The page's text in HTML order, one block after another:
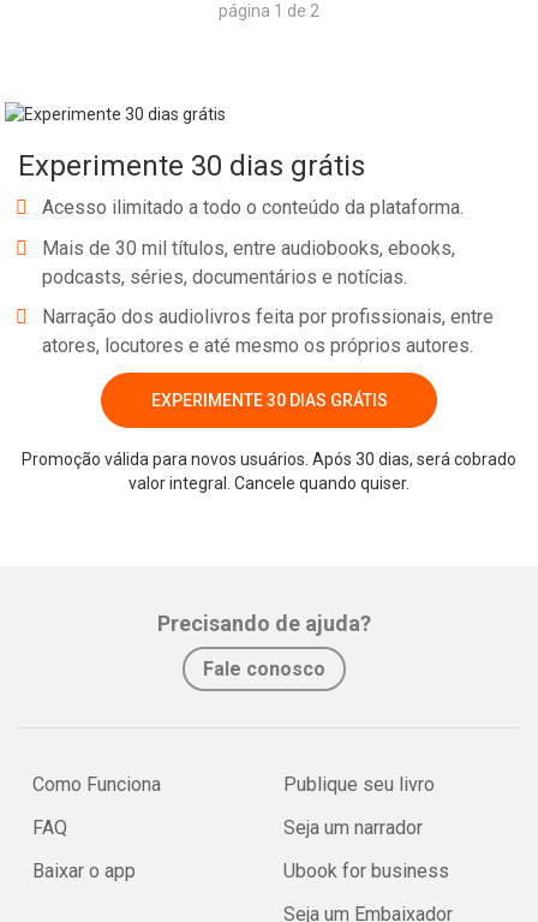
página 1 de 2
Experimente 30 dias grátis
Acesso ilimitado a todo o conteúdo da plataforma.
Mais de 30 mil títulos, entre audiobooks, ebooks,
podcasts, séries, documentários e notícias.
Narração dos audiolivros feita por profissionais, entre
atores, locutores e até mesmo os próprios autores.
EXPERIMENTE 30 DIAS GRÁTIS
Promoção válida para novos usuários. Após 30 dias, será cobrado
valor integral. Cancele quando quiser.
Precisando de ajuda?
Fale conosco
Como Funciona
FAQ
Baixar o app
Publique seu livro
Seja um narrador
Ubook for business
Seja um Embaixador